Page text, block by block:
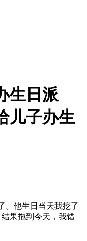
生日派
儿子办生
。他生日当天我挖了
果拖到今天，我错